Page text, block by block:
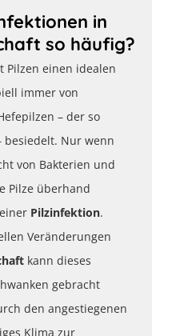
in
so häufig?
Pilzen einen idealen
immer von
– der so
besiedelt. Nur wenn
von Bakterien und
Pilze überhand
Pilzinfektion.
Veränderungen
kann dieses
gebracht
den angestiegenen
Klima zur